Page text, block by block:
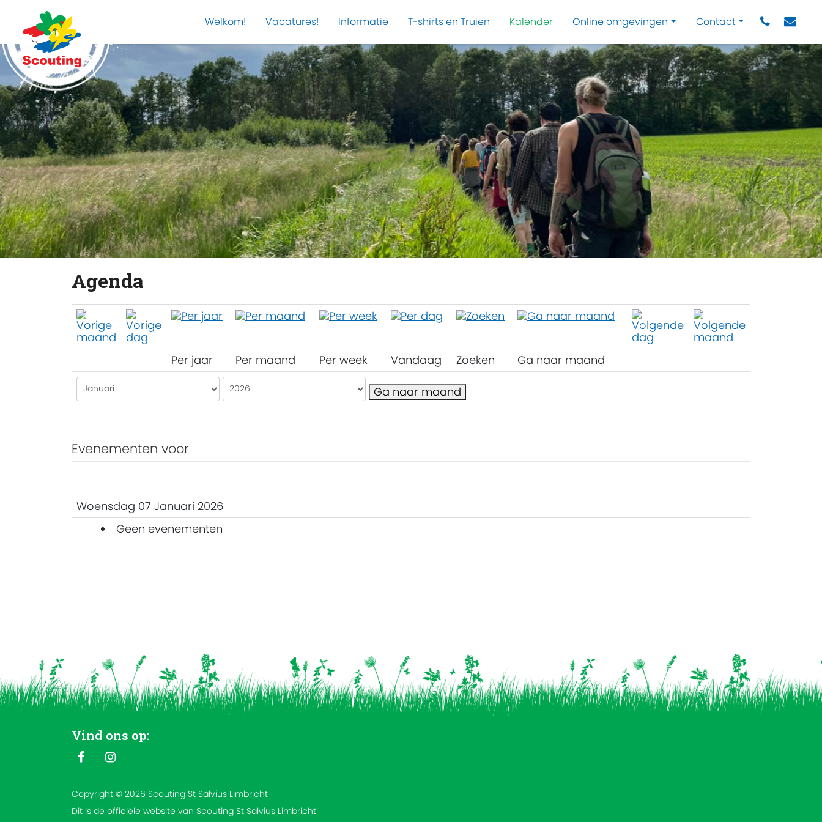
Welkom! Vacatures! Informatie T-shirts en Truien Kalender Online omgevingen Contact
Agenda
Per jaar Per maand Per week Vandaag Zoeken Ga naar maand
Ga naar maand
Evenementen voor
Woensdag 07 Januari 2026
Geen evenementen
Vind ons op:
Copyright © 2026 Scouting St Salvius Limbricht
Dit is de officiële website van Scouting St Salvius Limbricht